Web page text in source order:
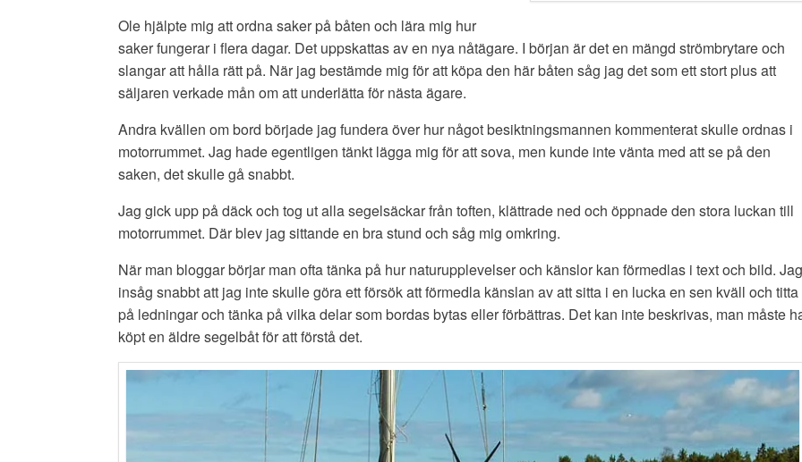
Ole hjälpte mig att ordna saker på båten och lära mig hur
saker fungerar i flera dagar. Det uppskattas av en nya nåtägare. I början är det en mängd strömbrytare och
slangar att hålla rätt på. När jag bestämde mig för att köpa den här båten såg jag det som ett stort plus att
säljaren verkade mån om att underlätta för nästa ägare.
Andra kvällen om bord började jag fundera över hur något besiktningsmannen kommenterat skulle ordnas i
motorrummet. Jag hade egentligen tänkt lägga mig för att sova, men kunde inte vänta med att se på den
saken, det skulle gå snabbt.
Jag gick upp på däck och tog ut alla segelsäckar från toften, klättrade ned och öppnade den stora luckan till
motorrummet. Där blev jag sittande en bra stund och såg mig omkring.
När man bloggar börjar man ofta tänka på hur naturupplevelser och känslor kan förmedlas i text och bild. Jag
insåg snabbt att jag inte skulle göra ett försök att förmedla känslan av att sitta i en lucka en sen kväll och titta
på ledningar och tänka på vilka delar som bordas bytas eller förbättras. Det kan inte beskrivas, man måste
köpt en äldre segelbåt för att förstå det.